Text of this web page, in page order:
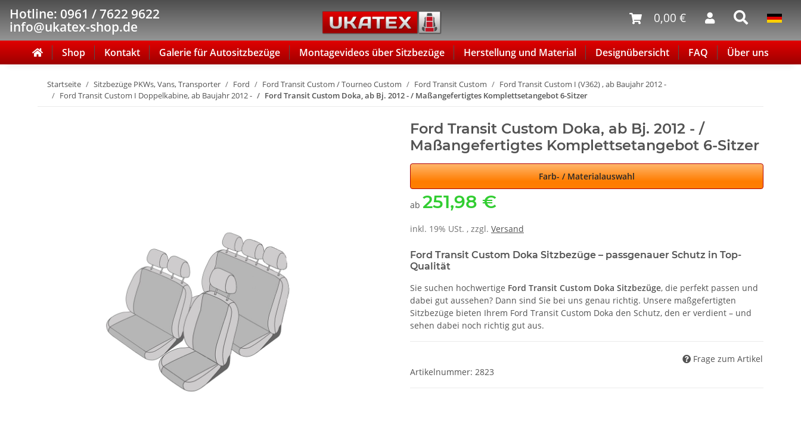
Hotline: 0961 / 7622 9622
info@ukatex-shop.de
0,00 €
Shop Kontakt Galerie für Autositzbezüge Montagevideos über Sitzbezüge Herstellung und Material Designübersicht FAQ Über uns
Startseite Sitzbezüge PKWs, Vans, Transporter Ford Ford Transit Custom / Tourneo Custom Ford Transit Custom
Ford Transit Custom I (V362) , ab Baujahr 2012 -
Ford Transit Custom I Doppelkabine, ab Baujahr 2012 -
Ford Transit Custom Doka, ab Bj. 2012 - / Maßangefertigtes Komplettsetangebot 6-Sitzer
Ford Transit Custom Doka, ab Bj. 2012 - /
Maßangefertigtes Komplettsetangebot 6-Sitzer
Farb- / Materialauswahl
ab 251,98 €
inkl. 19% USt. , zzgl. Versand
Ford Transit Custom Doka Sitzbezüge – passgenauer Schutz in Top-
Qualität
Sie suchen hochwertige Ford Transit Custom Doka Sitzbezüge, die perfekt passen und
dabei gut aussehen? Dann sind Sie bei uns genau richtig. Unsere maßgefertigten
Sitzbezüge bieten Ihrem Ford Transit Custom Doka den Schutz, den er verdient – und
sehen dabei noch richtig gut aus.
Frage zum Artikel
Artikelnummer: 2823